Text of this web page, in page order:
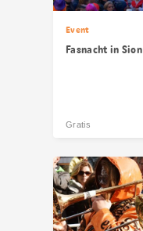
Event
Fasnacht in Sion
Gratis